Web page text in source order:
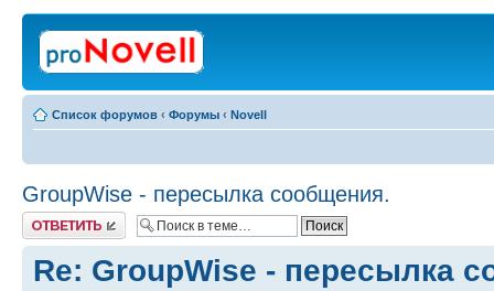
Список форумов ‹ Форумы ‹ Novell
GroupWise - пересылка сообщения.
Ответить
Re: GroupWise - пересылка